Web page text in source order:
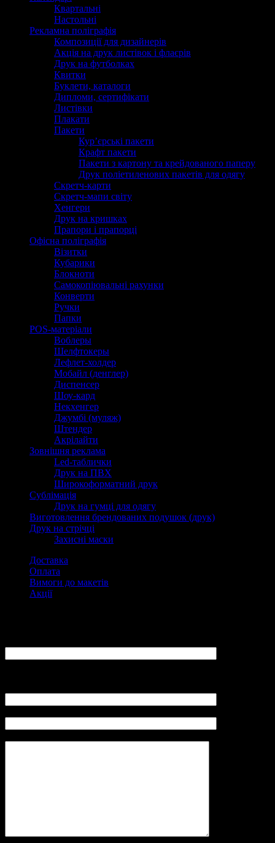
Квартальні
Настольні
Рекламна поліграфія
Композиції для дизайнерів
Акція на друк листівок і флаєрів
Друк на футболках
Квитки
Буклети, каталоги
Дипломи, сертифікати
Листівки
Плакати
Пакети
Кур’єрські пакети
Крафт пакети
Пакети з картону та крейдованого паперу
Друк поліетиленових пакетів для одягу
Скретч-карти
Скретч-мапи світу
Хенгери
Друк на кришках
Прапори і прапорці
Офісна поліграфія
Візитки
Кубарики
Блокноти
Самокопіювальні рахунки
Конверти
Ручки
Папки
POS-матеріали
Воблеры
Шелфтокеры
Лефлет-холдер
Мобайл (денглер)
Диспенсер
Шоу-кард
Некхенгер
Джумбі (муляж)
Штендер
Акрілайти
Зовнішня реклама
Led-таблички
Друк на ПВХ
Широкоформатний друк
Сублімація
Друк на гумці для одягу
Виготовлення брендованих подушок (друк)
Друк на стрічці
Захисні маски
Доставка
Оплата
Вимоги до макетів
Акції